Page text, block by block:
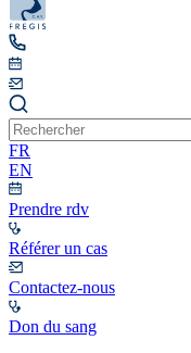
FR
EN
Prendre rdv
Référer un cas
Contactez-nous
Don du sang